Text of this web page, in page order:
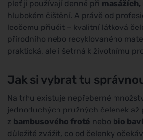
pleť ji používají denně při masážích,
hlubokém čištění. A právě od
lecčemu přiučit – kvalitní látková
přírodního nebo recyklovaného
praktická, ale i šetrná k životnímu
Jak si vybrat tu
Na trhu existuje nepřeberné
jednoduchých pružných čelenek až
z bambusového froté nebo bio
důležité zvážit, co od čelenky